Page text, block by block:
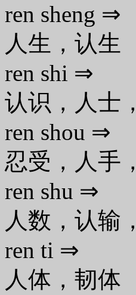
ren sheng ⇒
人生，认生
ren shi ⇒
认识，人士
ren shou ⇒
忍受，人手
ren shu ⇒
人数，认输
ren ti ⇒
人体，韧体